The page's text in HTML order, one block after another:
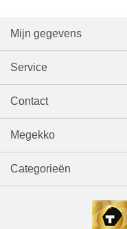
Mijn gegevens
Service
Contact
Megekko
Categorieën